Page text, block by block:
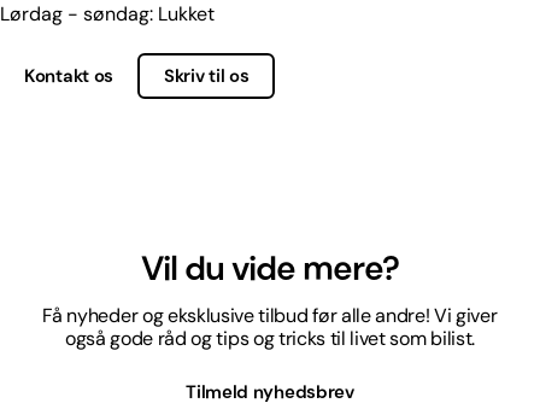
Lørdag - søndag: Lukket
Kontakt os Skriv til os
Vil du vide mere?
Få nyheder og eksklusive tilbud før alle andre! Vi giver
også gode råd og tips og tricks til livet som bilist.
Tilmeld nyhedsbrev